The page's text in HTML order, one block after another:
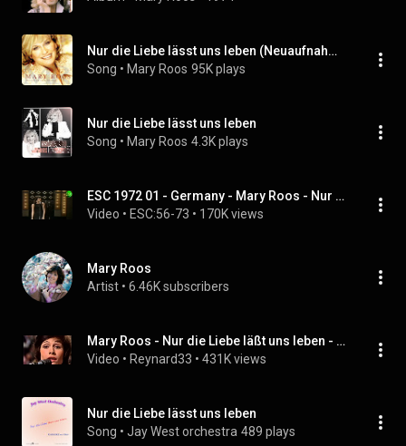
Nur die Liebe lässt uns leben (Neuaufnahme)
Song • Mary Roos 95K plays
Nur die Liebe lässt uns leben
Song • Mary Roos 4.3K plays
ESC 1972 01 - Germany - Mary Roos - Nur Die Liebe Läßt Uns Leben
Video • ESC:56-73 • 170K views
Mary Roos
Artist • 6.46K subscribers
Mary Roos - Nur die Liebe läßt uns leben - Eurovisión 1972
Video • Reynard33 • 431K views
Nur die Liebe lässt uns leben
Song • Jay West orchestra 489 plays